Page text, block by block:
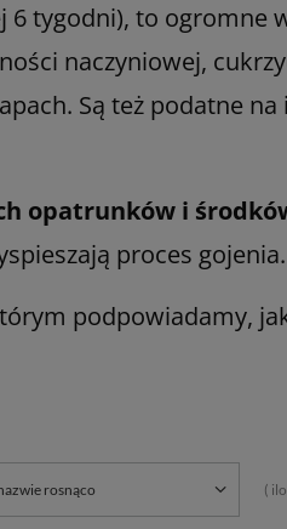
tygodni), to ogromne
naczyniowej,
Są też podatne
opatrunków i
proces gojenia.
podpowiadamy,
rosnąco (